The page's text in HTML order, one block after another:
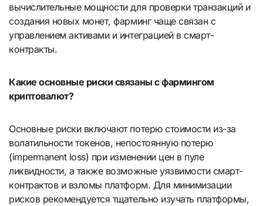
вычислительные мощности для проверки транзакций и
создания новых монет, фарминг чаще связан с
управлением активами и интеграцией в смарт-
контракты.
Какие основные риски связаны с фармингом
криптовалют?
Основные риски включают потерю стоимости из-за
волатильности токенов, непостоянную потерю
(impermanent loss) при изменении цен в пуле
ликвидности, а также возможные уязвимости смарт-
контрактов и взломы платформ. Для минимизации
рисков рекомендуется тщательно изучать платформы,